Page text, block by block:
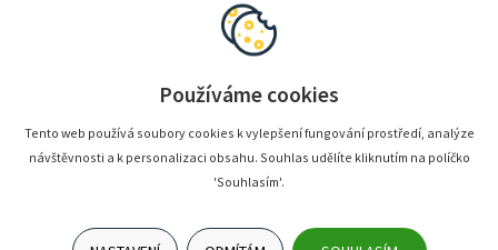
Používáme cookies
Tento web používá soubory cookies k vylepšení fungování prostředí, analýze
návštěvnosti a k personalizaci obsahu. Souhlas udělíte kliknutím na políčko
'Souhlasím'.